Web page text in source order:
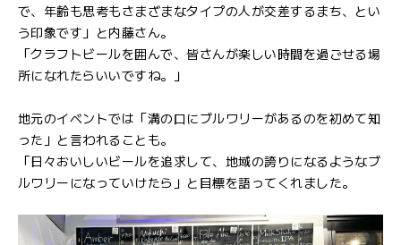
で、年齢も思考もさまざまなタイプの人が交差するまち、とい
う印象です」と内藤さん。
「クラフトビールを囲んで、皆さんが楽しい時間を過ごせる場
所になれたらいいですね。」
地元のイベントでは「溝の口にブルワリーがあるのを初めて知
った」と言われることも。
「日々おいしいビールを追求して、地域の誇りになるようなブ
ルワリーになっていけたら」と目標を語ってくれました。